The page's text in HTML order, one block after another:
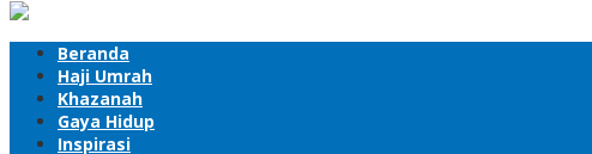
Beranda
Haji Umrah
Khazanah
Gaya Hidup
Inspirasi